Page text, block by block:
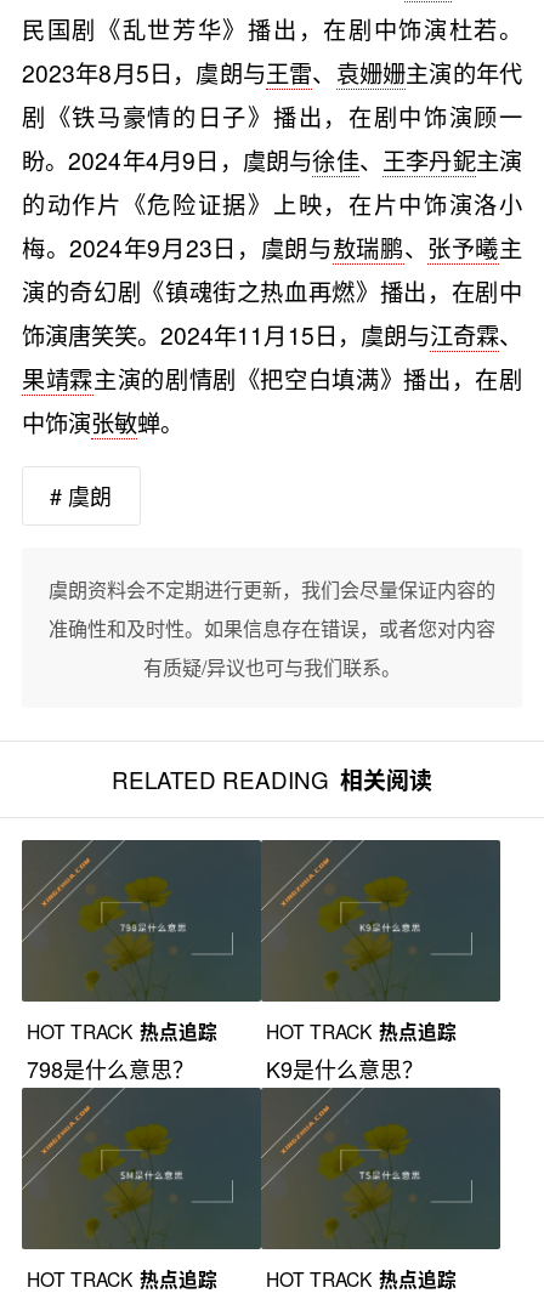
民国剧《乱世芳华》播出，在剧中饰演杜若。
2023年8月5日，虞朗与王雷、 袁姗姗主演的年代
剧《铁马豪情的日子》播出，在剧中饰演顾一
盼。2024年4月9日，虞朗与徐佳、 王李丹鈮主演
的动作片《危险证据》上映，在片中饰演洛小
梅。2024年9月23日，虞朗与敖瑞鹏、 张予曦主
演的奇幻剧《镇魂街之热血再燃》播出，在剧中
饰演唐笑笑。2024年11月15日，虞朗与江奇霖、
果靖霖主演的剧情剧《把空白填满》播出，在剧
中饰演张敏蝉。
# 虞朗
虞朗资料会不定期进行更新，我们会尽量保证内容的
准确性和及时性。如果信息存在错误，或者您对内容
有质疑/异议也可与我们联系。
RELATED READING 相关阅读
HOT TRACK 热点追踪
798是什么意思？
HOT TRACK 热点追踪
K9是什么意思？
HOT TRACK 热点追踪 HOT TRACK 热点追踪